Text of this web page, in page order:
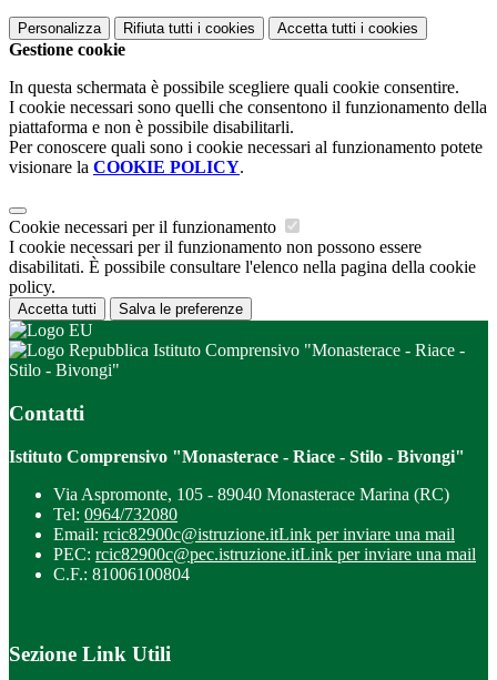
Personalizza Rifiuta tutti i cookies Accetta tutti i cookies
Gestione cookie
In questa schermata è possibile scegliere quali cookie consentire.
I cookie necessari sono quelli che consentono il funzionamento della
piattaforma e non è possibile disabilitarli.
Per conoscere quali sono i cookie necessari al funzionamento potete
visionare la COOKIE POLICY.
Cookie necessari per il funzionamento
I cookie necessari per il funzionamento non possono essere
disabilitati. È possibile consultare l'elenco nella pagina della cookie
policy.
Accetta tutti Salva le preferenze
Istituto Comprensivo "Monasterace - Riace -
Stilo - Bivongi"
Contatti
Istituto Comprensivo "Monasterace - Riace - Stilo - Bivongi"
Via Aspromonte, 105 - 89040 Monasterace Marina (RC)
Tel: 0964/732080
Email: rcic82900c@istruzione.itLink per inviare una mail
PEC: rcic82900c@pec.istruzione.itLink per inviare una mail
C.F.: 81006100804
Sezione Link Utili